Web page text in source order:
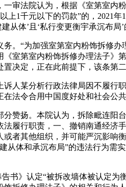
审法院认为，根据《室第室
上1千元以下的罚款”的，2021
从体’且‘私行变更衡宇承沉布
“为加强室第室内粉饰拆修办
室第室内粉饰拆修办理法子
决定，正在此前提下，该条第
某分析行政法律局因不履行
法令合用中国度好处和社会公共
扬。本院认为，拆除毗连阳
履行职责，一、撤销南通经济
者其他组织，并可能严沉影
从体和承沉布局”的违法行为需
》认定“被拆改墙体被认定为